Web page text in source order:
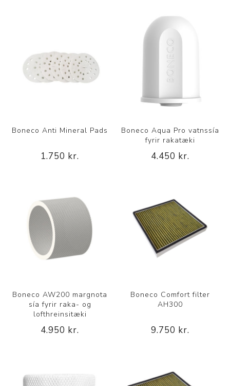
Boneco Anti Mineral Pads
1.750 kr.
Boneco Aqua Pro vatnssía
fyrir rakatæki
4.450 kr.
Boneco AW200 margnota
sía fyrir raka- og
lofthreinsitæki
4.950 kr.
Boneco Comfort filter
AH300
9.750 kr.